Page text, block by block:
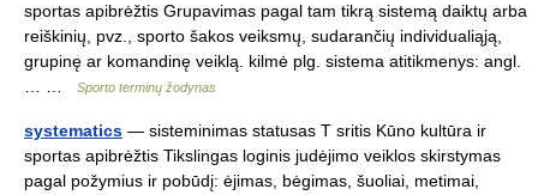
sportas apibrėžtis Grupavimas pagal tam tikrą sistemą daiktų arba
reiškinių, pvz., sporto šakos veiksmų, sudarančių individualiąją,
grupinę ar komandinę veiklą. kilmė plg. sistema atitikmenys: angl.
Sporto terminų žodynas
systematics — sisteminimas statusas T sritis Kūno kultūra ir
sportas apibrėžtis Tikslingas loginis judėjimo veiklos skirstymas
pagal požymius ir pobūdį: ėjimas, bėgimas, šuoliai, metimai,